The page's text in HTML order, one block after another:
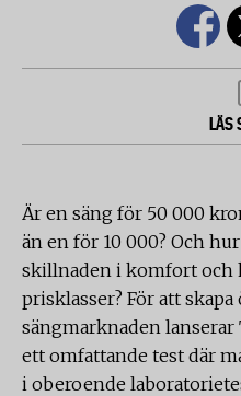
LÄS
Är en säng för 50 000
än en för 10 000? Och
skillnaden i komfort och
prisklasser? För att
sängmarknaden
ett omfattande test där
i oberoende